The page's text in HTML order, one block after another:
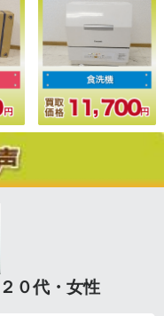
０代・女性